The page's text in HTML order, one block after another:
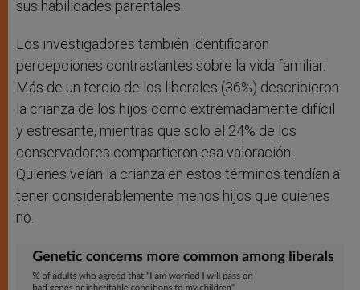
sus habilidades parentales.
Los investigadores también identificaron
percepciones contrastantes sobre la vida familiar.
Más de un tercio de los liberales (36%) describieron
la crianza de los hijos como extremadamente difícil
y estresante, mientras que solo el 24% de los
conservadores compartieron esa valoración.
Quienes veían la crianza en estos términos tendían a
tener considerablemente menos hijos que quienes
no.